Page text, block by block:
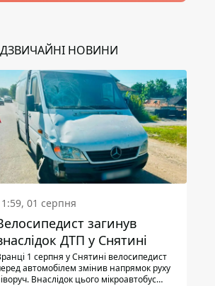
НОВИНИ
01 серпня
загинув
ДТП у Снятині
1 серпня у Снятині велосипедист
автомобілем змінив напрямок руху
Внаслідок цього мікроавтобус